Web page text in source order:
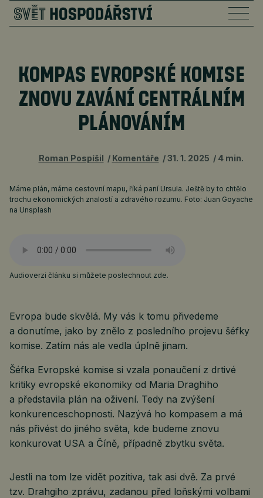
KOMPAS EVROPSKÉ KOMISE
ZNOVU ZAVÁNÍ CENTRÁLNÍM
PLÁNOVÁNÍM
Roman Pospíšil Komentáře 31. 1. 2025 4 min.
Máme plán, máme cestovní mapu, říká paní Ursula. Ještě by to chtělo
trochu ekonomických znalostí a zdravého rozumu. Foto: Juan Goyache
na Unsplash
Audioverzi článku si můžete poslechnout zde.
Evropa bude skvělá. My vás k tomu přivedeme
a donutíme, jako by znělo z posledního projevu šéfky
komise. Zatím nás ale vedla úplně jinam.
Šéfka Evropské komise si vzala ponaučení z drtivé
kritiky evropské ekonomiky od Maria Draghiho
a představila plán na oživení. Tedy na zvýšení
konkurenceschopnosti. Nazývá ho kompasem a má
nás přivést do jiného světa, kde budeme znovu
konkurovat USA a Číně, případně zbytku světa.
Jestli na tom lze vidět pozitiva, tak asi dvě. Za prvé
tzv. Drahgiho zprávu, zadanou před loňskými volbami